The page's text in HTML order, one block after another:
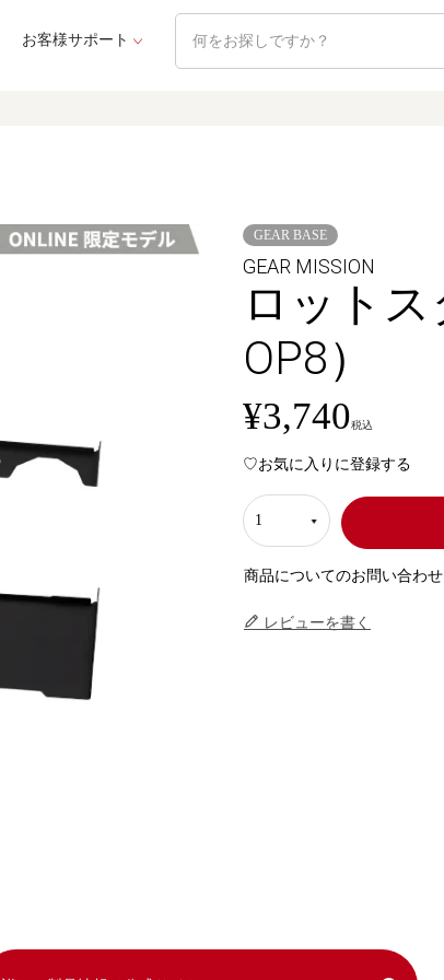
お客様サポート
GEAR BASE
GEAR MISSION
ロット
OP8）
¥3,740税込
お気に入りに登録する
商品についてのお問い合わせ
レビューを書く